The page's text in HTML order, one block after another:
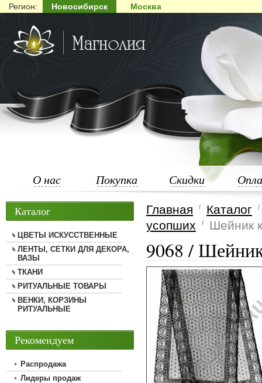
Регион: Новосибирск Москва
О нас Покупка Скидки
Главная
Каталог
усопших
Шейник
9068 /
Каталог
ЦВЕТЫ ИСКУССТВЕННЫЕ
ЛЕНТЫ, СЕТКИ ДЛЯ ДЕКОРА,
ВАЗЫ
ТКАНИ
РИТУАЛЬНЫЕ ТОВАРЫ
ВЕНКИ, КОРЗИНЫ
РИТУАЛЬНЫЕ
Рекомендуем
Распродажа
Лидеры продаж